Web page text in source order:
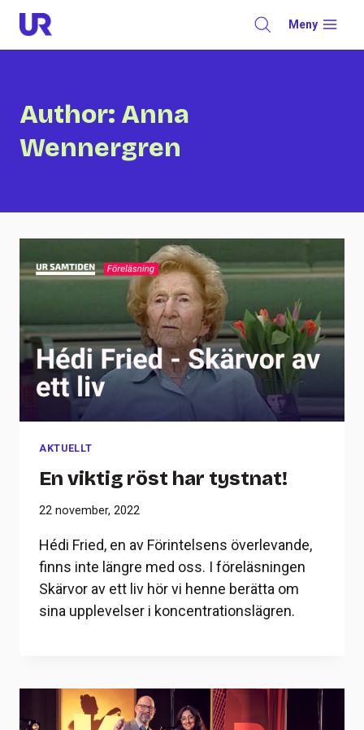
Skip
content
Meny
Author: Anna
Wennergren
AKTUELLT
En viktig röst har tystnat!
22 november, 2022
Hédi Fried, en av Förintelsens överlevande,
finns inte längre med oss. I föreläsningen
Skärvor av ett liv hör vi henne berätta om
sina upplevelser i koncentrationslägren.